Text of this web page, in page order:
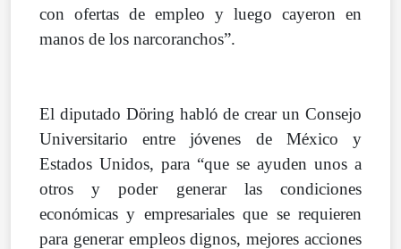
con ofertas de empleo y luego cayeron en
manos de los narcoranchos”.
El diputado Döring habló de crear un Consejo
Universitario entre jóvenes de México y
Estados Unidos, para “que se ayuden unos a
otros y poder generar las condiciones
económicas y empresariales que se requieren
para generar empleos dignos, mejores acciones